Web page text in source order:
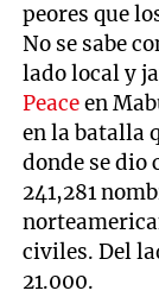
peores que
No se sabe
lado local y
Peaceen
en la batalla
donde se dio
241,281
civiles. Del
21.000.